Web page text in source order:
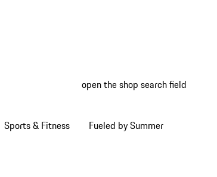
open the shop search field
Sports & Fitness Fueled by Summer